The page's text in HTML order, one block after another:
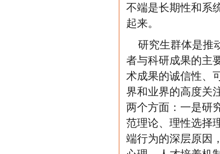
不端是长期性和系
起来。
研究生群体是推
者与科研成果的主
术成果的诚信性、
界和业界的高度关
两个方面：一是研
范理论、理性选择
端行为的深层原因